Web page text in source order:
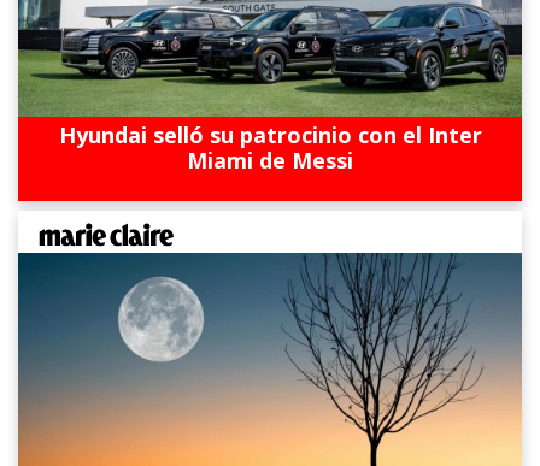
Hyundai selló su patrocinio con el Inter
Miami de Messi